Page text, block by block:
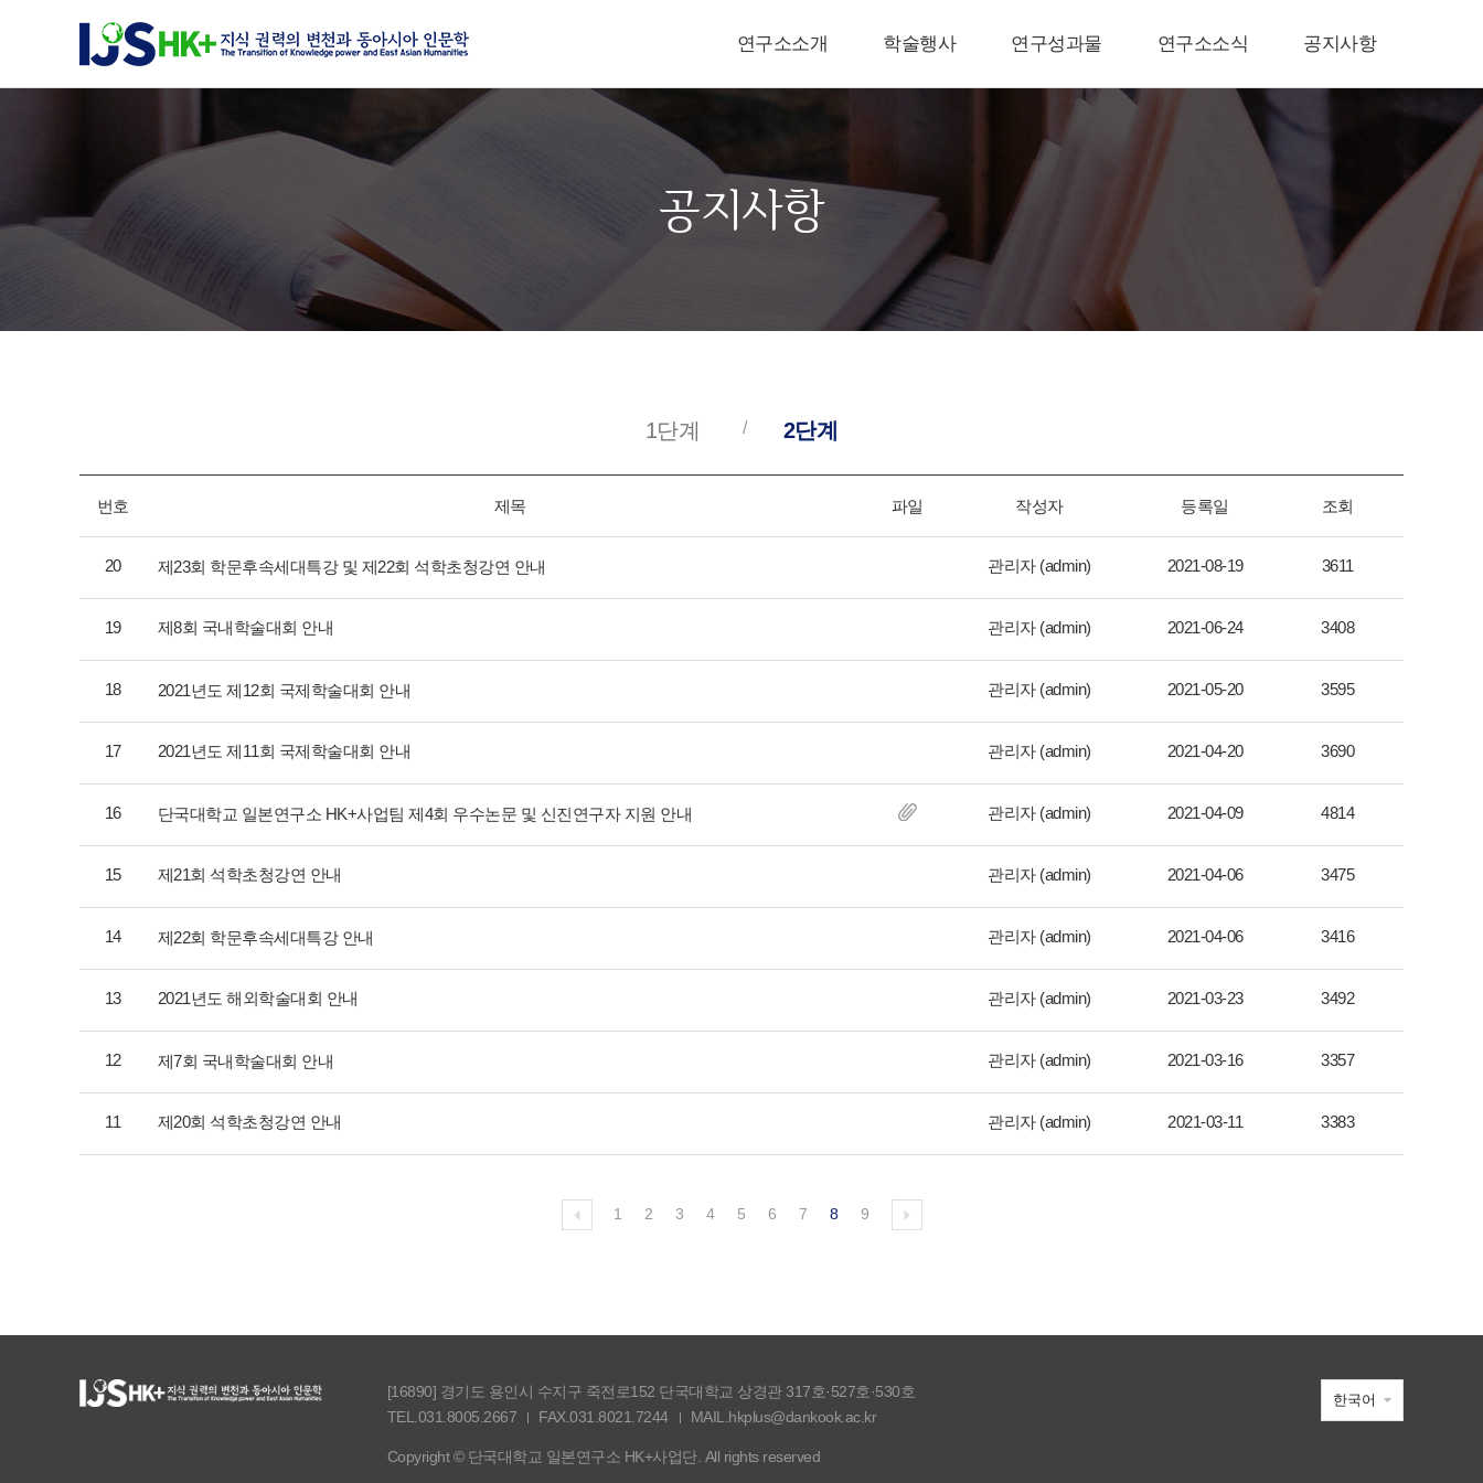
연구소소개 학술행사 연구성과물 연구소소식 공지사항
공지사항
1단계 2단계
번호 제목 파일 작성자 등록일 조회
20 제23회 학문후속세대특강 및 제22회 석학초청강연 안내 관리자 (admin) 2021-08-19 3611
19 제8회 국내학술대회 안내 관리자 (admin) 2021-06-24 3408
18 2021년도 제12회 국제학술대회 안내 관리자 (admin) 2021-05-20 3595
17 2021년도 제11회 국제학술대회 안내 관리자 (admin) 2021-04-20 3690
16 단국대학교 일본연구소 HK+사업팀 제4회 우수논문 및 신진연구자 지원 안내 관리자 (admin) 2021-04-09 4814
15 제21회 석학초청강연 안내 관리자 (admin) 2021-04-06 3475
14 제22회 학문후속세대특강 안내 관리자 (admin) 2021-04-06 3416
13 2021년도 해외학술대회 안내 관리자 (admin) 2021-03-23 3492
12 제7회 국내학술대회 안내 관리자 (admin) 2021-03-16 3357
11 제20회 석학초청강연 안내 관리자 (admin) 2021-03-11 3383
1 2 3 4 5 6 7 8 9
[16890] 경기도 용인시 수지구 죽전로152 단국대학교 상경관 317호·527호·530호
TEL.031.8005.2667
FAX.031.8021.7244 MAIL.hkplus@dankook.ac.kr
Copyright © 단국대학교 일본연구소 HK+사업단. All rights reserved